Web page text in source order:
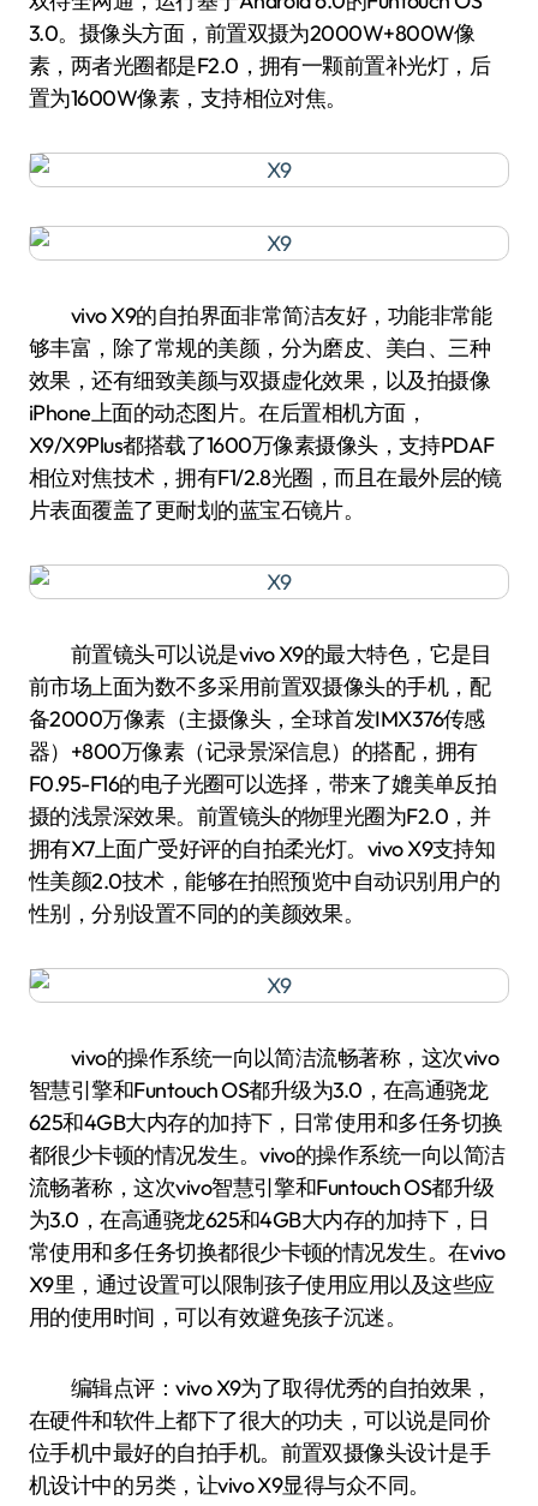
3.0。摄像头方面，前置双摄为2000W+800W像
素，两者光圈都是F2.0，拥有一颗前置补光灯，后
置为1600W像素，支持相位对焦。
vivo X9的自拍界面非常简洁友好，功能非常能
够丰富，除了常规的美颜，分为磨皮、美白、三种
效果，还有细致美颜与双摄虚化效果，以及拍摄像
iPhone上面的动态图片。在后置相机方面，
X9/X9Plus都搭载了1600万像素摄像头，支持PDAF
相位对焦技术，拥有F1/2.8光圈，而且在最外层的镜
片表面覆盖了更耐划的蓝宝石镜片。
前置镜头可以说是vivo X9的最大特色，它是目
前市场上面为数不多采用前置双摄像头的手机，配
备2000万像素（主摄像头，全球首发IMX376传感
器）+800万像素（记录景深信息）的搭配，拥有
F0.95-F16的电子光圈可以选择，带来了媲美单反拍
摄的浅景深效果。前置镜头的物理光圈为F2.0，并
拥有X7上面广受好评的自拍柔光灯。vivo X9支持知
性美颜2.0技术，能够在拍照预览中自动识别用户的
性别，分别设置不同的的美颜效果。
vivo的操作系统一向以简洁流畅著称，这次vivo
智慧引擎和Funtouch OS都升级为3.0，在高通骁龙
625和4GB大内存的加持下，日常使用和多任务切换
都很少卡顿的情况发生。vivo的操作系统一向以简洁
流畅著称，这次vivo智慧引擎和Funtouch OS都升级
为3.0，在高通骁龙625和4GB大内存的加持下，日
常使用和多任务切换都很少卡顿的情况发生。在vivo
X9里，通过设置可以限制孩子使用应用以及这些应
用的使用时间，可以有效避免孩子沉迷。
编辑点评：vivo X9为了取得优秀的自拍效果，
在硬件和软件上都下了很大的功夫，可以说是同价
位手机中最好的自拍手机。前置双摄像头设计是手
机设计中的另类，让vivo X9显得与众不同。